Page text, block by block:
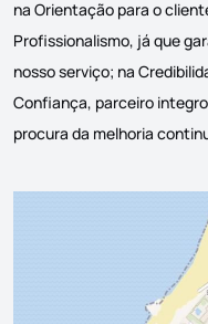
na Orientação para o
Profissionalismo, já que
nosso serviço; na
Confiança, parceiro
procura da melhoria